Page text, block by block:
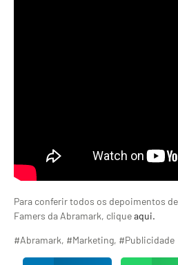
Para conferir todos os depoimentos
Famers da Abramark, cliqueaqui.
#Abramark, #Marketing, #Publicidade